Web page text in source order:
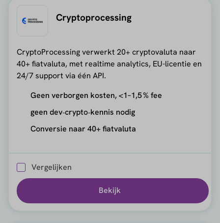
Cryptoprocessing
CryptoProcessing verwerkt 20+ cryptovaluta naar
40+ fiatvaluta, met realtime analytics, EU-licentie en
24/7 support via één API.
Geen verborgen kosten, <1–1,5 % fee
geen dev‑crypto‑kennis nodig
Conversie naar 40+ fiatvaluta
Vergelijken
Bekijk